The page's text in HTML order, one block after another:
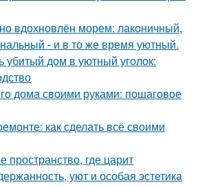
вдохновлён морем: лаконичный,
- и в то же время уютный.
убитый дом в уютный уголок:
дома своими руками: пошаговое
как сделать всё своими
пространство, где царит
уют и особая эстетика